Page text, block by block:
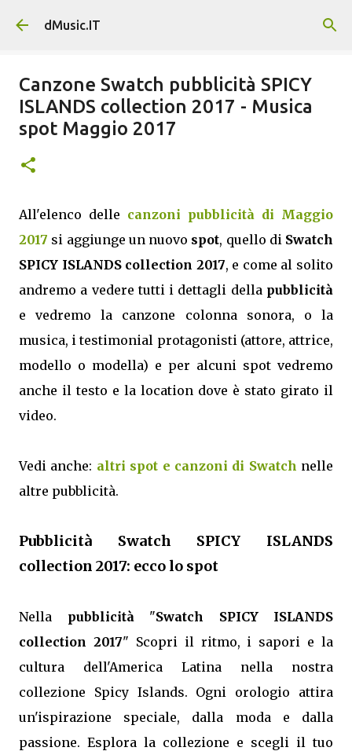
Passa ai contenuti principali
dMusic.IT
Canzone Swatch pubblicità SPICY
ISLANDS collection 2017 - Musica
spot Maggio 2017
All'elenco delle canzoni pubblicità di Maggio
2017 si aggiunge un nuovo spot, quello di Swatch
SPICY ISLANDS collection 2017, e come al solito
andremo a vedere tutti i dettagli della pubblicità
e vedremo la canzone colonna sonora, o la
musica, i testimonial protagonisti (attore, attrice,
modello o modella) e per alcuni spot vedremo
anche il testo e la location dove è stato girato il
video.
Vedi anche: altri spot e canzoni di Swatch nelle
altre pubblicità.
Pubblicità Swatch SPICY ISLANDS
collection 2017: ecco lo spot
Nella pubblicità"Swatch SPICY ISLANDS
collection 2017" Scopri il ritmo, i sapori e la
cultura dell'America Latina nella nostra
collezione Spicy Islands. Ogni orologio attira
un'ispirazione speciale, dalla moda e dalla
passione. Esplora la collezione e scegli il tuo